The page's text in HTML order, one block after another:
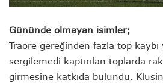
Gününde olmayan isimler;
Traore gereğinden fazla top
sergilemedi kaptırılan toplarda
girmesine katkıda bulundu.